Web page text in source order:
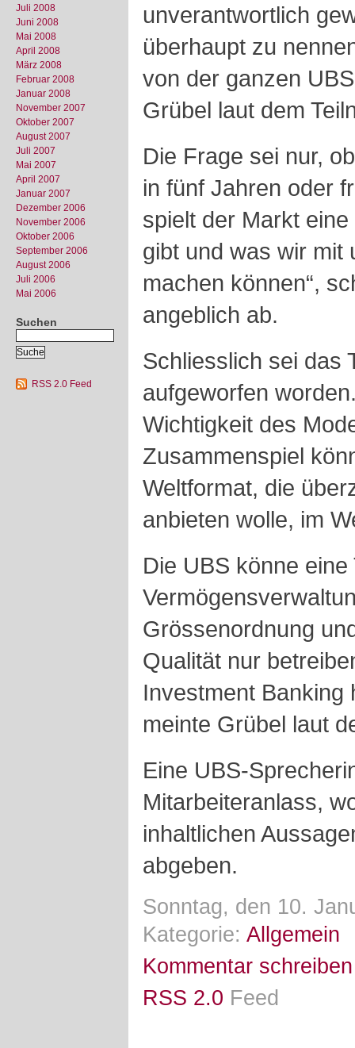
Juli 2008
Juni 2008
Mai 2008
April 2008
März 2008
Februar 2008
Januar 2008
November 2007
Oktober 2007
August 2007
Juli 2007
Mai 2007
April 2007
Januar 2007
Dezember 2006
November 2006
Oktober 2006
September 2006
August 2006
Juli 2006
Mai 2006
Suchen
RSS 2.0 Feed
unverantwortlich
überhaupt zu
von der ganzen
Grübel laut dem
Die Frage sei nur,
in fünf Jahren oder
spielt der Markt
gibt und was wir mit
machen können“,
angeblich ab.
Schliesslich sei das
aufgeworfen
Wichtigkeit des
Zusammenspiel
Weltformat, die
anbieten wolle, im
Die UBS könne eine
Grössenordnung
Qualität nur
Investment Banking
meinte Grübel laut
Eine UBS-
Mitarbeiteranlass,
inhaltlichen
abgeben.
Sonntag, den 10.
Kategorie: Allgemein
Kommentar schreiben
RSS 2.0 Feed